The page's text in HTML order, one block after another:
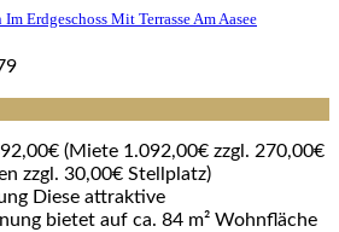
Erdgeschoss Mit Terrasse Am Aasee
(Miete 1.092,00€ zzgl. 270,00€
zzgl. 30,00€ Stellplatz)
Diese attraktive
bietet auf ca. 84 m² Wohnfläche